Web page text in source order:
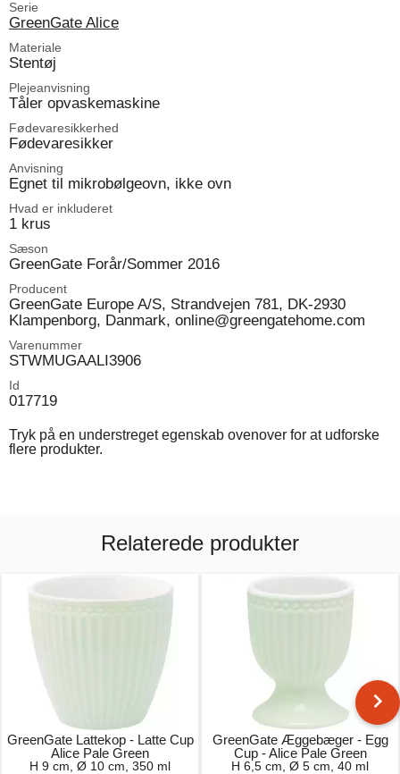
Serie
GreenGate Alice
Materiale
Stentøj
Plejeanvisning
Tåler opvaskemaskine
Fødevaresikkerhed
Fødevaresikker
Anvisning
Egnet til mikrobølgeovn, ikke ovn
Hvad er inkluderet
1 krus
Sæson
GreenGate Forår/Sommer 2016
Producent
GreenGate Europe A/S, Strandvejen 781, DK-2930
Klampenborg, Danmark, online@greengatehome.com
Varenummer
STWMUGAALI3906
Id
017719
Tryk på en understreget egenskab ovenover for at udforske
flere produkter.
Relaterede produkter
GreenGate Lattekop - Latte Cup
Alice Pale Green
H 9 cm, Ø 10 cm, 350 ml
GreenGate Æggebæger - Egg
Cup - Alice Pale Green
H 6,5 cm, Ø 5 cm, 40 ml